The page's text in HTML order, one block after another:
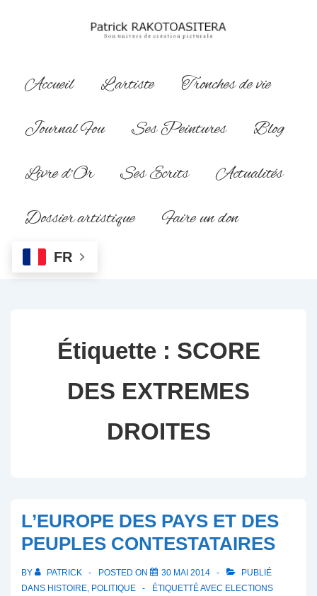
principal
Navigation
Accueil L’artiste
Tronches de vie
Journal Fou
Ses Peintures
Blog
Livre d’Or
Ses Ecrits
Actualités
Dossier artistique
Faire un don
FR
Étiquette : SCORE
DES EXTREMES
DROITES
L’EUROPE DES PAYS ET DES
PEUPLES CONTESTATAIRES
BY PATRICK POSTED ON 30 MAI 2014
PUBLIÉ
DANS HISTOIRE, POLITIQUE ÉTIQUETTÉ AVEC ELECTIONS